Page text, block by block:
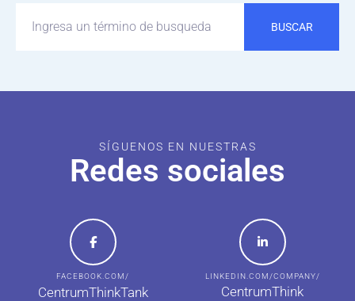
BUSCAR
SÍGUENOS EN NUESTRAS
Redes sociales
FACEBOOK.COM/
CentrumThinkTank
LINKEDIN.COM/COMPANY/
CentrumThink